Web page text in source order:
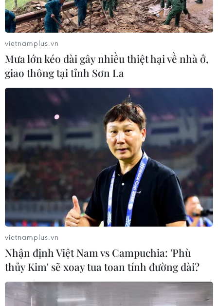
TIN CÙNG CHUYÊN MỤC
Công Phượng gặp thử thách lớn
trong ngày tái xuất V-League 2026/27
06/08/2026 11:49
vietnamplus.vn
Mưa lớn kéo dài gây nhiều thiệt hại về nhà ở,
giao thông tại tỉnh Sơn La
vietnamplus.vn
Nhận định Việt Nam vs Campuchia: 'Phù
thủy Kim' sẽ xoay tua toan tính đường dài?